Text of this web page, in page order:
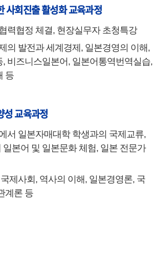
사회진출 활성화 교육과정
력협정 체결, 현장실무자 초청특강
의 발전과 세계경제, 일본경영의 이해,
, 비즈니스일본어, 일본어통역번역실습,
등
성 교육과정
서 일본자매대학 학생과의 국제교류,
본어 및 일본문화 체험, 일본 전문가
제사회, 역사의 이해, 일본경영론, 국
계론 등